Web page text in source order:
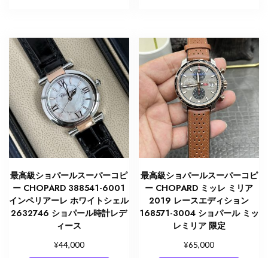
最高級ショパールスーパーコピ
ー CHOPARD 388541-6001
インペリアーレ ホワイトシェル
2632746 ショパール時計レデ
ィース
¥44,000
最高級ショパールスーパーコピ
ー CHOPARD ミッレ ミリア
2019 レースエディション
168571-3004 ショパール ミッ
レミリア 限定
¥65,000